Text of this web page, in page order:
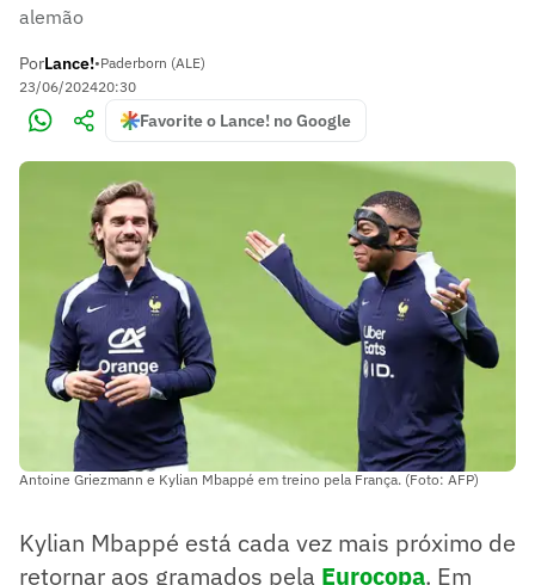
alemão
PorLance!•Paderborn (ALE)
23/06/202420:30
Favorite o Lance! no Google
Antoine Griezmann e Kylian Mbappé em treino pela França. (Foto: AFP)
Kylian Mbappé está cada vez mais próximo de
retornar aos gramados pela Eurocopa. Em